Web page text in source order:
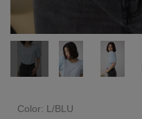
Color: L/BLU